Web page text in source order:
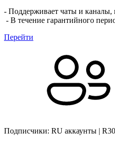
- Поддерживает чаты и каналы,
- В течение гарантийного
Перейти
Подписчики: RU аккаунты | R30